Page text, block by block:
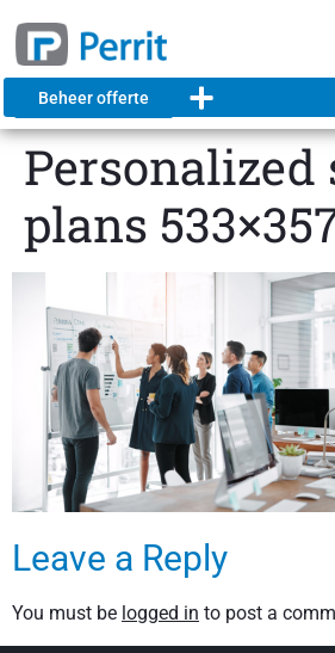
Beheer offerte
Personalized
plans
Leave a Reply
You must be logged in to post a